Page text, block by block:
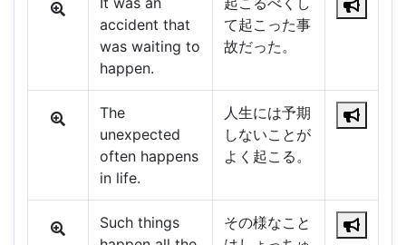
accident that
was waiting to
happen.
て起こった事
故だった。
The
unexpected
often happens
in life.
人生には予期
しないことが
よく起こる。
Such things
その様なこと